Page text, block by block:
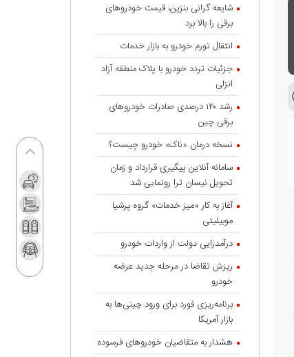
شایعه گرانی بنزین، قیمت خودروهای
برقی را بالا برد
انتقال تورم خودرو به بازار خدمات
جزئیات تردد خودرو با پلاک منطقه آزاد
انزلی
رشد ۱۲۰ درصدی صادرات خودروهای
برقی چین
نسخه درمان «ناک» خودرو چیست؟
سامانه آنلاین پیگیری قرارداد‌ و زمان
تحویل نیسان ترا رونمایی شد
آغاز به کار «میز خدمات» گروه پرشیا
موبیلیتی
درآمدزایی دولت از واردات خودرو
ریزش تقاضا در مرحله جدید عرضه
خودرو
برنامه‌ریزی فورد برای ورود چینی‌ها به
بازار آمریکا
هشدار به متقاضیان خودروهای فرسوده